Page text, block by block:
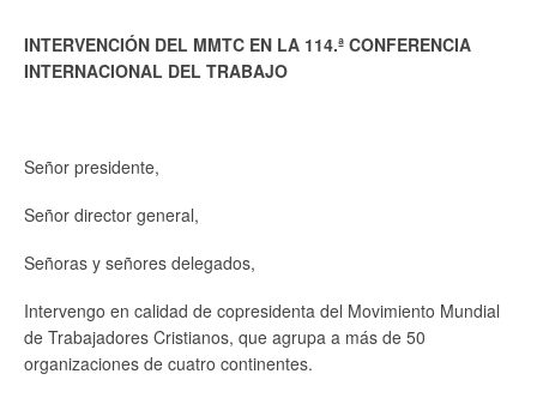
INTERVENCIÓN DEL MMTC EN LA 114.ª CONFERENCIA
INTERNACIONAL DEL TRABAJO
Señor presidente,
Señor director general,
Señoras y señores delegados,
Intervengo en calidad de copresidenta del Movimiento Mundial
de Trabajadores Cristianos, que agrupa a más de 50
organizaciones de cuatro continentes.